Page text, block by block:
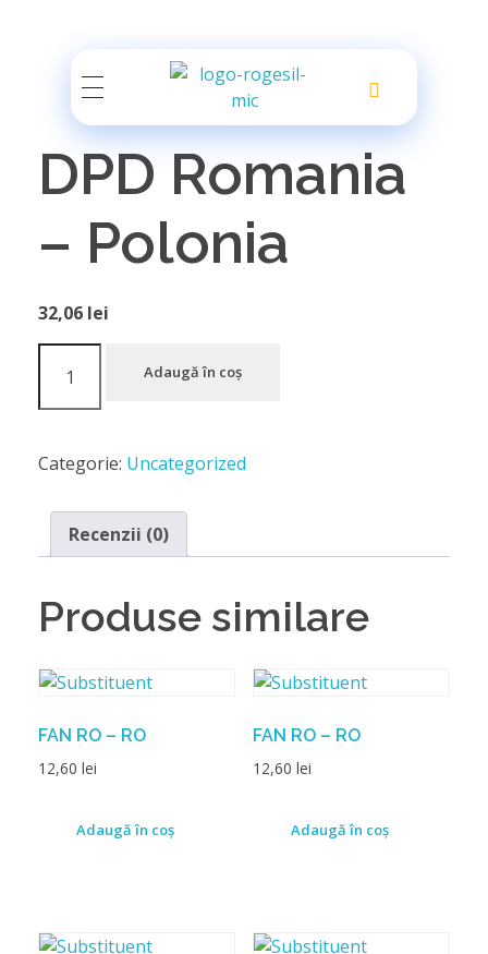
Rogesil
Curierul tău online!
DPD Romania
– Polonia
32,06 lei
Adaugă în coș
Categorie: Uncategorized
Recenzii (0)
Produse similare
FAN RO – RO
12,60 lei
Adaugă în coș
FAN RO – RO
12,60 lei
Adaugă în coș